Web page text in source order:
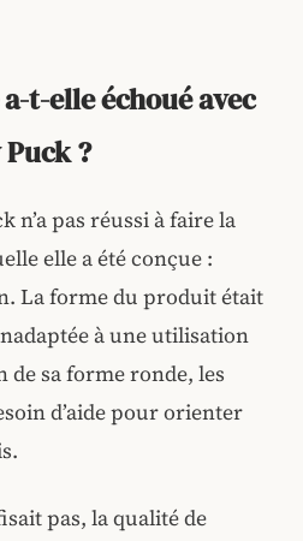
t-elle échoué avec
?
n’a pas réussi à faire la
elle a été conçue :
La forme du produit était
à une utilisation
sa forme ronde, les
d’aide pour orienter
pas, la qualité de